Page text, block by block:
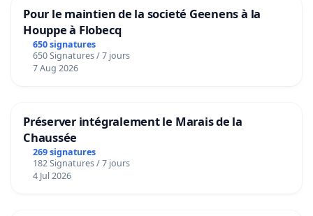
Pour le maintien de la societé Geenens à la
Houppe à Flobecq
650 signatures
650 Signatures / 7 jours
7 Aug 2026
Préserver intégralement le Marais de la
Chaussée
269 signatures
182 Signatures / 7 jours
4 Jul 2026